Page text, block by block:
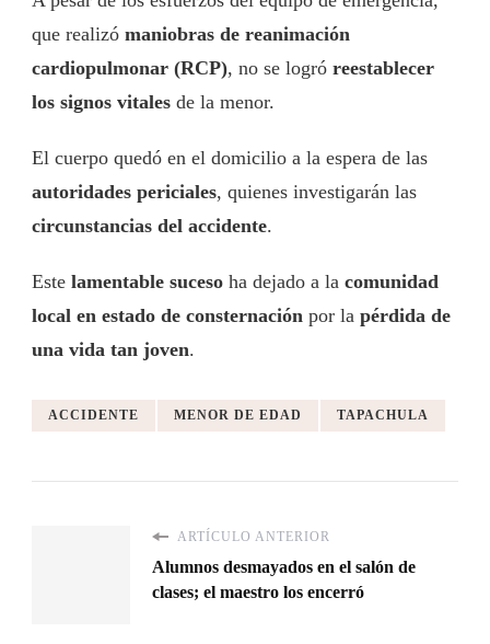
que realizó maniobras de reanimación
cardiopulmonar (RCP), no se logró reestablecer
los signos vitales de la menor.
El cuerpo quedó en el domicilio a la espera de las
autoridades periciales, quienes investigarán las
circunstancias del accidente.
Este lamentable suceso ha dejado a la comunidad
local en estado de consternación por la pérdida de
una vida tan joven.
ACCIDENTE MENOR DE EDAD TAPACHULA
ARTÍCULO ANTERIOR
Alumnos desmayados en el salón de
clases; el maestro los encerró